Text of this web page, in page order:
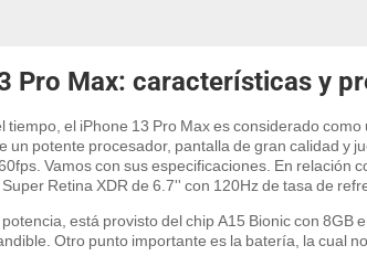
Pro Max: características y
tiempo, el iPhone 13 Pro Max es considerado
un potente procesador, pantalla de gran calidad y
Vamos con sus especificaciones. En relación
Retina XDR de 6.7'' con 120Hz de tasa de
está provisto del chip A15 Bionic con 8GB
Otro punto importante es la batería, la cual